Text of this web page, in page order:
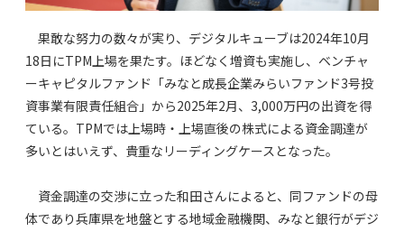
果敢な努力の数々が実り、デジタルキューブは2024年10月
18日にTPM上場を果たす。ほどなく増資も実施し、ベンチャ
ーキャピタルファンド「みなと成長企業みらいファンド3号投
資事業有限責任組合」から2025年2月、3,000万円の出資を得
ている。TPMでは上場時・上場直後の株式による資金調達が
多いとはいえず、貴重なリーディングケースとなった。
資金調達の交渉に立った和田さんによると、同ファンドの母
体であり兵庫県を地盤とする地域金融機関、みなと銀行がデジ